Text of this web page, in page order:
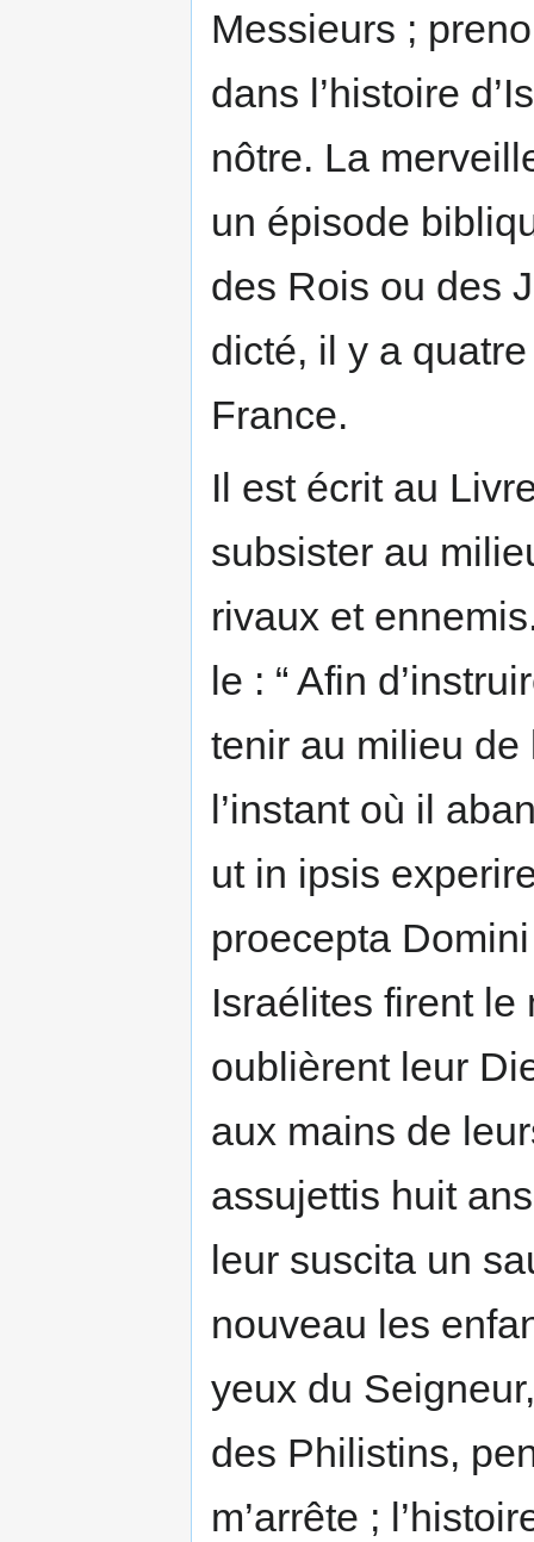
Messieurs ;
dans l’histoire
nôtre. La
un épisode
des Rois ou des
dicté, il y a
France.
Il est écrit au
subsister au
rivaux et
le : “ Afin
tenir au milieu de
l’instant où il
ut in ipsis
proecepta
Israélites firent le
oublièrent leur
aux mains de
assujettis huit
leur suscita un
nouveau les
yeux du
des Philistins,
m’arrête ;